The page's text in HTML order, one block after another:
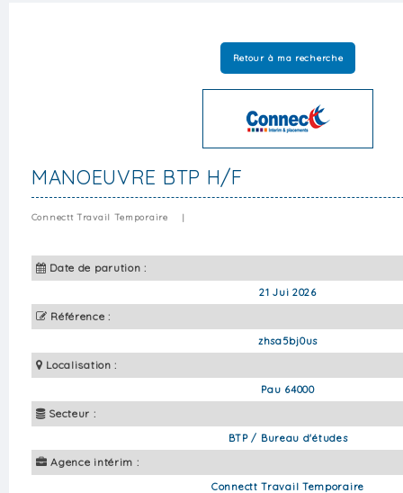
Retour à ma recherche
MANOEUVRE BTP H/F
Connectt Travail Temporaire |
Date de parution :
21 Jui 2026
Référence :
zhsa5bj0us
Localisation :
Pau 64000
Secteur :
BTP / Bureau d'études
Agence intérim :
Connectt Travail Temporaire